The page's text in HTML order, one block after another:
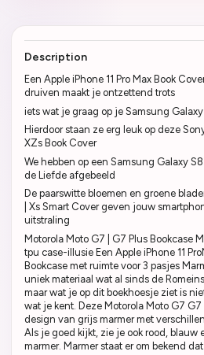
Description
Een Apple iPhone 11 Pro Max Book
druiven maakt je ontzettend trots
iets wat je graag op je Samsung
Hierdoor staan ze erg leuk op deze
XZs Book Cover
We hebben op een Samsung Galaxy
de Liefde afgebeeld
De paarswitte bloemen en groene
| Xs Smart Cover geven jouw
uitstraling
Motorola Moto G7 | G7 Plus Bookcase
tpu case-illusie Een Apple iPhone 11
Bookcase met ruimte voor 3 pasjes
uniek materiaal wat al sinds de
maar wat je op dit boekhoesje ziet is
wat je kent. Deze Motorola Moto G7
design van grijs marmer met
Als je goed kijkt, zie je ook rood, blauw
marmer. Marmer staat er om bekend